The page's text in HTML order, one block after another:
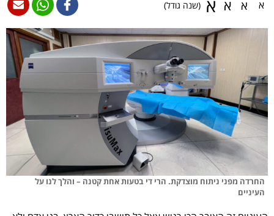
א א א א (שנה גודל)
החרדה מפני ניתוח מוצדקת. הרי די בטעות אחת קטנה – והלך לנו על
העיניים